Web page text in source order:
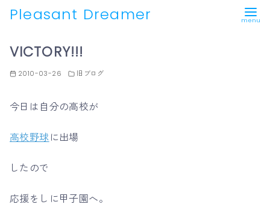
Pleasant Dreamer
VICTORY!!!
2010-03-26 旧ブログ
今日は自分の高校が
高校野球に出場
したので
応援をしに甲子園へ。